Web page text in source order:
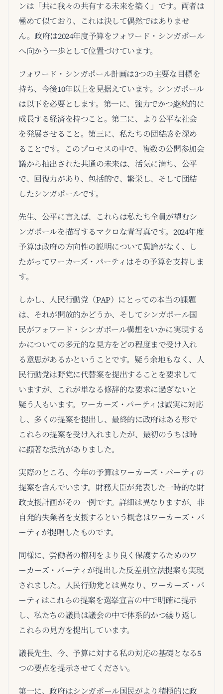
ンは「共に我々の共有する未来を築く」です。両者は
極めて似ており、これは決して偶然ではありませ
ん。政府は2024年度予算をフォワード・シンガポール
へ向かう一歩として位置づけています。
フォワード・シンガポール計画は3つの主要な目標を
持ち、今後10年以上を見据えています。シンガポール
は以下を必要とします。第一に、強力でかつ継続的に
成長する経済を持つこと。第二に、より公平な社会
を発展させること。第三に、私たちの団結感を深め
ることです。このプロセスの中で、複数の公開参加会
議から抽出された共通の未来は、活気に満ち、公平
で、回復力があり、包括的で、繁栄し、そして団結
したシンガポールです。
先生、公平に言えば、これらは私たち全員が望むシ
ンガポールを描写するマクロな青写真です。2024年度
予算は政府の方向性の説明について異論がなく、し
たがってワーカーズ・パーティはその予算を支持しま
す。
しかし、人民行動党（PAP）にとっての本当の課題
は、それが開放的かどうか、そしてシンガポール国
民がフォワード・シンガポール構想をいかに実現する
かについての多元的な見方をどの程度まで受け入れ
る意思があるかということです。疑う余地もなく、人
民行動党は野党に代替案を提出することを要求して
いますが、これが単なる修辞的な要求に過ぎないと
疑う人もいます。ワーカーズ・パーティは誠実に対応
し、多くの提案を提出し、最終的に政府はある形で
これらの提案を受け入れましたが、最初のうちは時
に顕著な抵抗がありました。
実際のところ、今年の予算はワーカーズ・パーティの
提案を含んでいます。財務大臣が発表した一時的な財
政支援計画がその一例です。詳細は異なりますが、非
自発的失業者を支援するという概念はワーカーズ・パ
ーティが提唱したものです。
同様に、労働者の権利をより良く保護するためのワ
ーカーズ・パーティが提出した反差別立法提案も実現
されました。人民行動党とは異なり、ワーカーズ・パ
ーティはこれらの提案を選挙宣言の中で明確に提示
し、私たちの議員は議会の中で体系的かつ繰り返し
これらの見方を提出しています。
議長先生、今、予算に対する私の対応の基礎となる5
つの要点を提示させてください。
第一に、政府はシンガポール国民がより積極的に政